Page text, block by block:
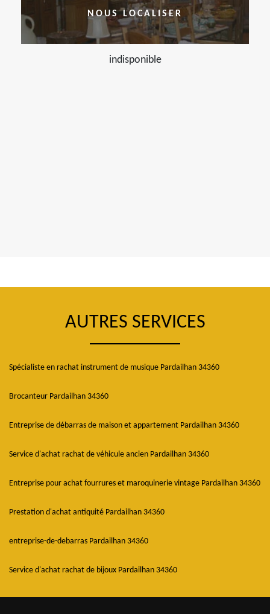
NOUS LOCALISER
indisponible
AUTRES SERVICES
Spécialiste en rachat instrument de musique Pardailhan 34360
Brocanteur Pardailhan 34360
Entreprise de débarras de maison et appartement Pardailhan 34360
Service d'achat rachat de véhicule ancien Pardailhan 34360
Entreprise pour achat fourrures et maroquinerie vintage Pardailhan 34360
Prestation d'achat antiquité Pardailhan 34360
entreprise-de-debarras Pardailhan 34360
Service d'achat rachat de bijoux Pardailhan 34360